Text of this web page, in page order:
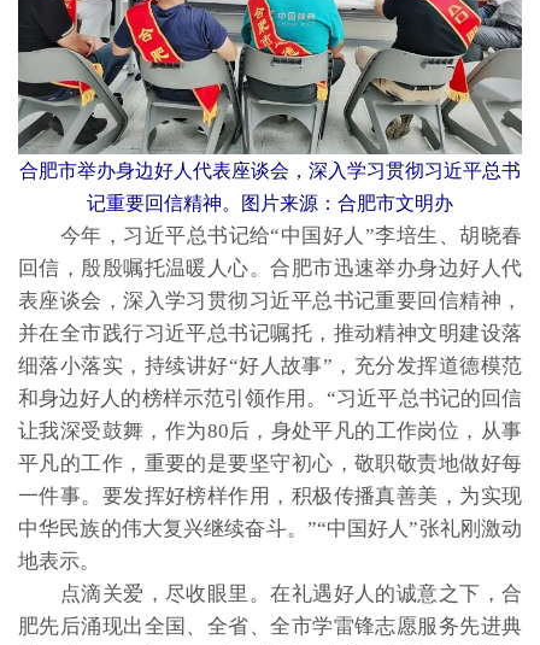
合肥市举办身边好人代表座谈会，深入学习贯彻习近平总书
记重要回信精神。图片来源：合肥市文明办
今年，习近平总书记给“中国好人”李培生、胡晓春
回信，殷殷嘱托温暖人心。合肥市迅速举办身边好人代
表座谈会，深入学习贯彻习近平总书记重要回信精神，
并在全市践行习近平总书记嘱托，推动精神文明建设落
细落小落实，持续讲好“好人故事”，充分发挥道德模范
和身边好人的榜样示范引领作用。“习近平总书记的回信
让我深受鼓舞，作为80后，身处平凡的工作岗位，从事
平凡的工作，重要的是要坚守初心，敬职敬责地做好每
一件事。要发挥好榜样作用，积极传播真善美，为实现
中华民族的伟大复兴继续奋斗。”“中国好人”张礼刚激动
地表示。
点滴关爱，尽收眼里。在礼遇好人的诚意之下，合
肥先后涌现出全国、全省、全市学雷锋志愿服务先进典